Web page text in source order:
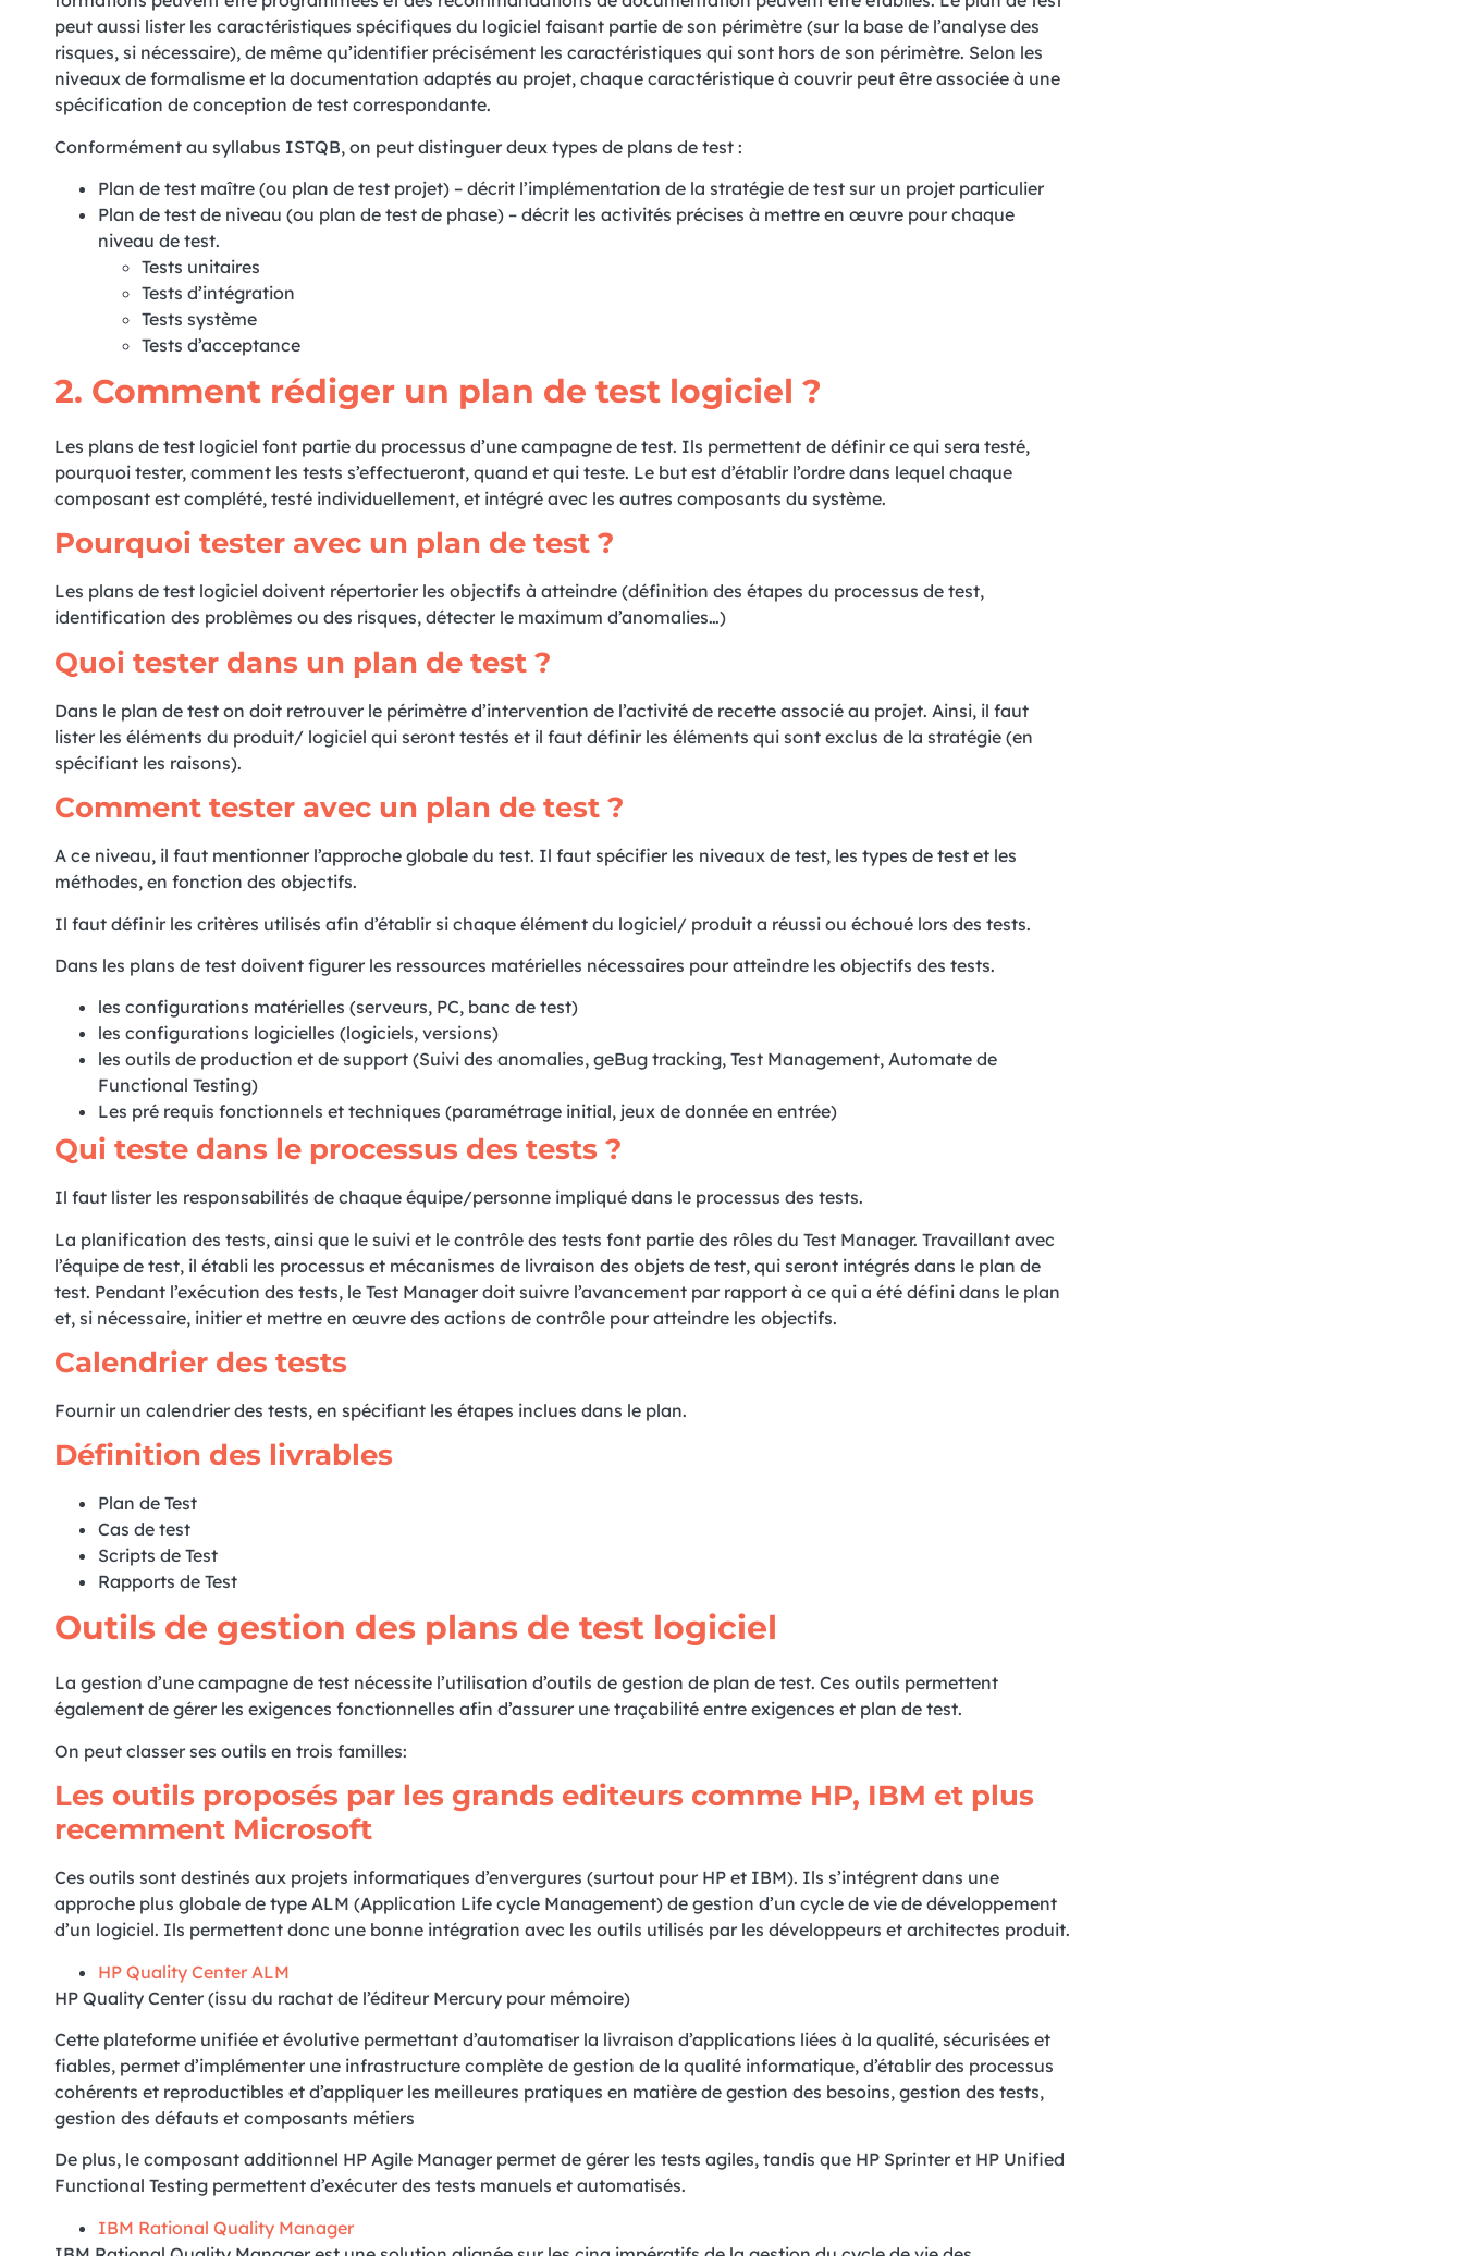
peut aussi lister les caractéristiques spécifiques du logiciel faisant partie de son périmètre (sur la base de l’analyse des
risques, si nécessaire), de même qu’identifier précisément les caractéristiques qui sont hors de son périmètre. Selon les
niveaux de formalisme et la documentation adaptés au projet, chaque caractéristique à couvrir peut être associée à une
spécification de conception de test correspondante.
Conformément au syllabus ISTQB, on peut distinguer deux types de plans de test :
Plan de test maître (ou plan de test projet) – décrit l’implémentation de la stratégie de test sur un projet particulier
Plan de test de niveau (ou plan de test de phase) – décrit les activités précises à mettre en œuvre pour chaque
niveau de test.
Tests unitaires
Tests d’intégration
Tests système
Tests d’acceptance
2. Comment rédiger un plan de test logiciel ?
Les plans de test logiciel font partie du processus d’une campagne de test. Ils permettent de définir ce qui sera testé,
pourquoi tester, comment les tests s’effectueront, quand et qui teste. Le but est d’établir l’ordre dans lequel chaque
composant est complété, testé individuellement, et intégré avec les autres composants du système.
Pourquoi tester avec un plan de test ?
Les plans de test logiciel doivent répertorier les objectifs à atteindre (définition des étapes du processus de test,
identification des problèmes ou des risques, détecter le maximum d’anomalies…)
Quoi tester dans un plan de test ?
Dans le plan de test on doit retrouver le périmètre d’intervention de l’activité de recette associé au projet. Ainsi, il faut
lister les éléments du produit/ logiciel qui seront testés et il faut définir les éléments qui sont exclus de la stratégie (en
spécifiant les raisons).
Comment tester avec un plan de test ?
A ce niveau, il faut mentionner l’approche globale du test. Il faut spécifier les niveaux de test, les types de test et les
méthodes, en fonction des objectifs.
Il faut définir les critères utilisés afin d’établir si chaque élément du logiciel/ produit a réussi ou échoué lors des tests.
Dans les plans de test doivent figurer les ressources matérielles nécessaires pour atteindre les objectifs des tests.
les configurations matérielles (serveurs, PC, banc de test)
les configurations logicielles (logiciels, versions)
les outils de production et de support (Suivi des anomalies, geBug tracking, Test Management, Automate de
Functional Testing)
Les pré requis fonctionnels et techniques (paramétrage initial, jeux de donnée en entrée)
Qui teste dans le processus des tests ?
Il faut lister les responsabilités de chaque équipe/personne impliqué dans le processus des tests.
La planification des tests, ainsi que le suivi et le contrôle des tests font partie des rôles du Test Manager. Travaillant avec
l’équipe de test, il établi les processus et mécanismes de livraison des objets de test, qui seront intégrés dans le plan de
test. Pendant l’exécution des tests, le Test Manager doit suivre l’avancement par rapport à ce qui a été défini dans le plan
et, si nécessaire, initier et mettre en œuvre des actions de contrôle pour atteindre les objectifs.
Calendrier des tests
Fournir un calendrier des tests, en spécifiant les étapes inclues dans le plan.
Définition des livrables
Plan de Test
Cas de test
Scripts de Test
Rapports de Test
Outils de gestion des plans de test logiciel
La gestion d’une campagne de test nécessite l’utilisation d’outils de gestion de plan de test. Ces outils permettent
également de gérer les exigences fonctionnelles afin d’assurer une traçabilité entre exigences et plan de test.
On peut classer ses outils en trois familles:
Les outils proposés par les grands editeurs comme HP, IBM et plus
recemment Microsoft
Ces outils sont destinés aux projets informatiques d’envergures (surtout pour HP et IBM). Ils s’intégrent dans une
approche plus globale de type ALM (Application Life cycle Management) de gestion d’un cycle de vie de développement
d’un logiciel. Ils permettent donc une bonne intégration avec les outils utilisés par les développeurs et architectes produit.
HP Quality Center ALM
HP Quality Center (issu du rachat de l’éditeur Mercury pour mémoire)
Cette plateforme unifiée et évolutive permettant d’automatiser la livraison d’applications liées à la qualité, sécurisées et
fiables, permet d’implémenter une infrastructure complète de gestion de la qualité informatique, d’établir des processus
cohérents et reproductibles et d’appliquer les meilleures pratiques en matière de gestion des besoins, gestion des tests,
gestion des défauts et composants métiers
De plus, le composant additionnel HP Agile Manager permet de gérer les tests agiles, tandis que HP Sprinter et HP Unified
Functional Testing permettent d’exécuter des tests manuels et automatisés.
IBM Rational Quality Manager